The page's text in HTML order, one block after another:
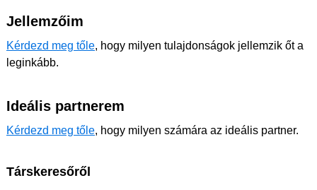
Jellemzőim
Kérdezd meg tőle, hogy milyen tulajdonságok jellemzik őt a
leginkább.
Ideális partnerem
Kérdezd meg tőle, hogy milyen számára az ideális partner.
Társkeresőről